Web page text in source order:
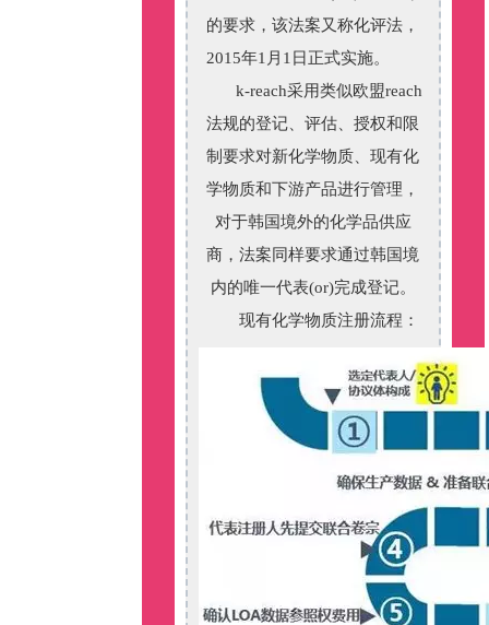
的要求，该法案又称化评法，
2015年1月1日正式实施。
k-reach采用类似欧盟reach
法规的登记、评估、授权和限
制要求对新化学物质、现有化
学物质和下游产品进行管理，
对于韩国境外的化学品供应
商，法案同样要求通过韩国境
内的唯一代表(or)完成登记。
现有化学物质注册流程：